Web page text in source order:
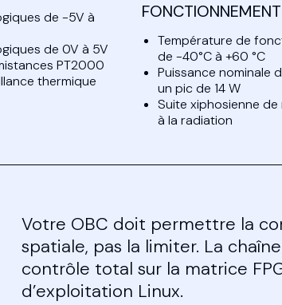
de -5V à
de 0V à 5V
PT2000
thermique
FONCTIONNEMENT
Température de
de -40°C à +60 °C
Puissance nominale
un pic de 14 W
Suite xiphosienne
à la radiation
Votre OBC doit permettre la
spatiale, pas la limiter. La
contrôle total sur la matrice
d’exploitation Linux.